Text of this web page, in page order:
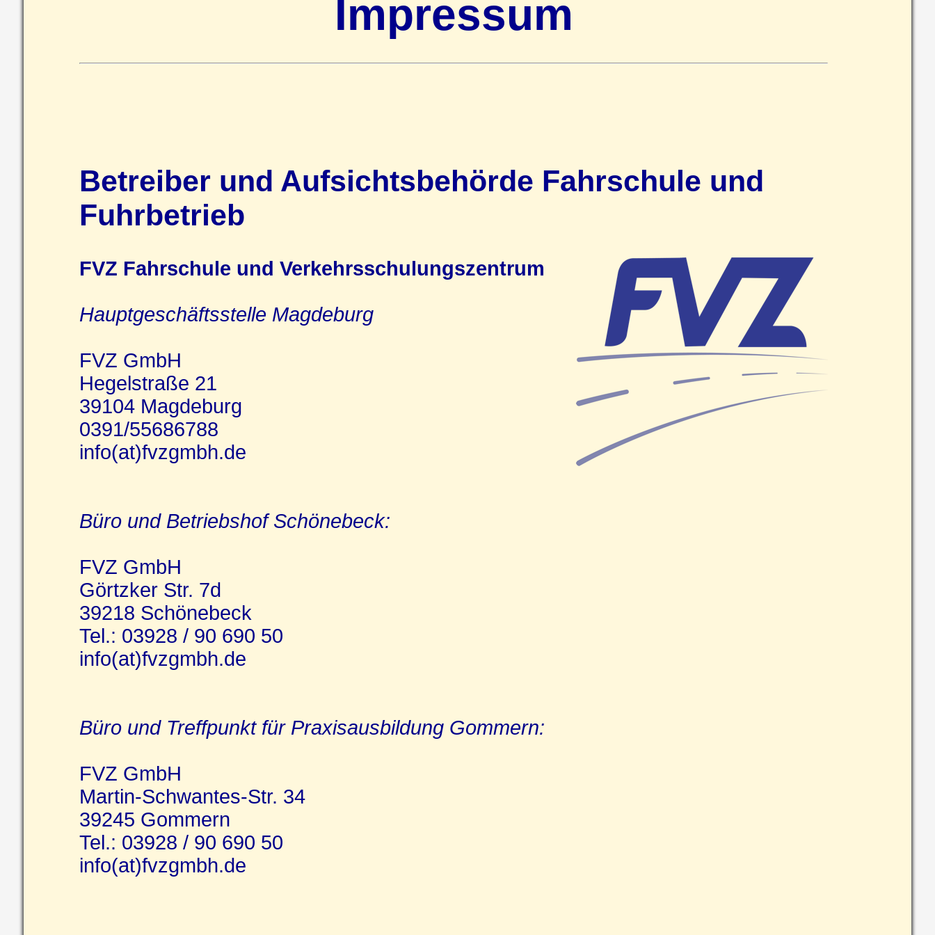
Impressum
Betreiber und Aufsichtsbehörde Fahrschule und
Fuhrbetrieb
FVZ Fahrschule und Verkehrsschulungszentrum
Hauptgeschäftsstelle Magdeburg
FVZ GmbH
Hegelstraße 21
39104 Magdeburg
0391/55686788
info(at)fvzgmbh.de
Büro und Betriebshof Schönebeck:
FVZ GmbH
Görtzker Str. 7d
39218 Schönebeck
Tel.: 03928 / 90 690 50
info(at)fvzgmbh.de
Büro und Treffpunkt für Praxisausbildung Gommern:
FVZ GmbH
Martin-Schwantes-Str. 34
39245 Gommern
Tel.: 03928 / 90 690 50
info(at)fvzgmbh.de